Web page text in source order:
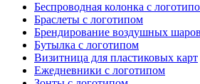
Беспроводная колонка с
Браслеты с логотипом
Брендирование воздушных шаров
Бутылка с логотипом
Визитница для пластиковых карт
Ежедневники с логотипом